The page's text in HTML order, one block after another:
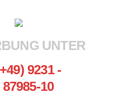
UNTER
9231 -
87985-10